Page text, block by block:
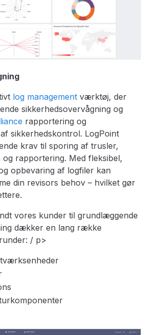
log management værktøj, der
sikkerhedsovervågning og
rapportering og
sikkerhedskontrol. LogPoint
krav til sporing af trusler,
og rapportering. Med fleksibel,
opbevaring af logfiler kan
din revisors behov – hvilket gør
vores kunder til grundlæggende
dækker en lang række
/ p>